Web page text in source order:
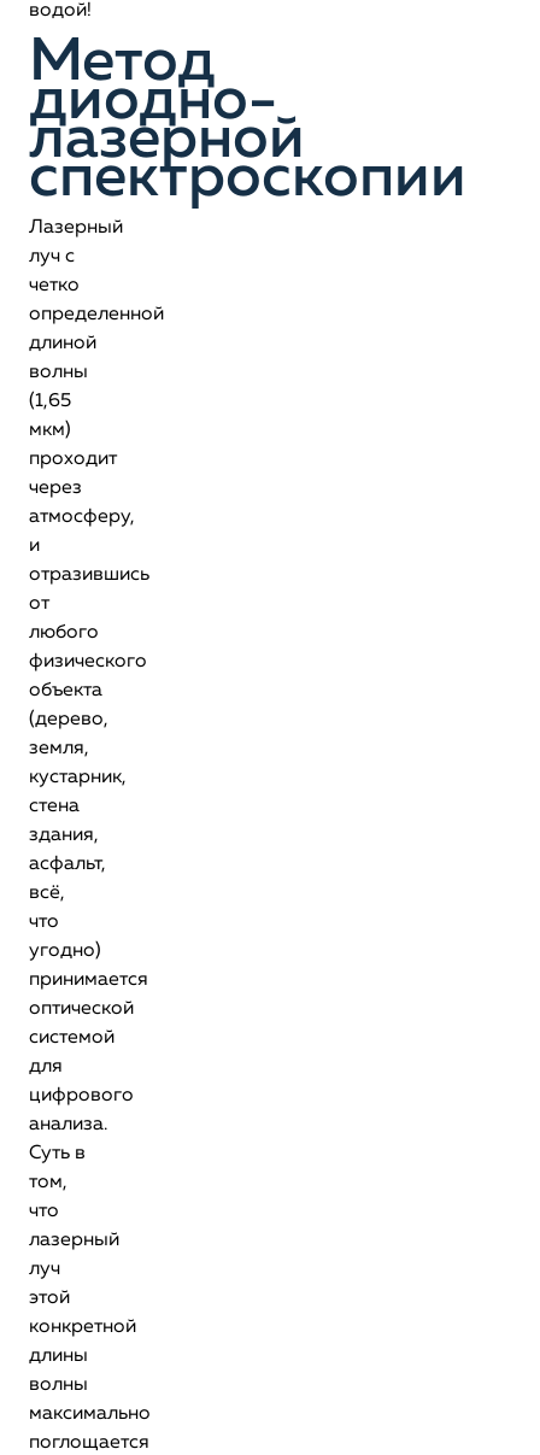
водой!
Метод
диодно-
лазерной
спектроскопии
Лазерный
луч с
четко
определенной
длиной
волны
(1,65
мкм)
проходит
через
атмосферу,
и
отразившись
от
любого
физического
объекта
(дерево,
земля,
кустарник,
стена
здания,
асфальт,
всё,
что
угодно)
принимается
оптической
системой
для
цифрового
анализа.
Суть в
том,
что
лазерный
луч
этой
конкретной
длины
волны
максимально
поглощается